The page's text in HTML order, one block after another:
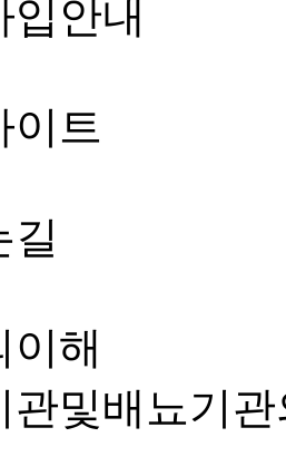
입안내
이트
길
이해
관및배뇨기